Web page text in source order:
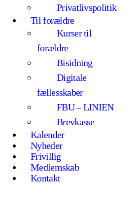
Privatlivspolitik
Til forældre
Kurser til
forældre
Bisidning
Digitale
fællesskaber
FBU – LINIEN
Brevkasse
Kalender
Nyheder
Frivillig
Medlemskab
Kontakt